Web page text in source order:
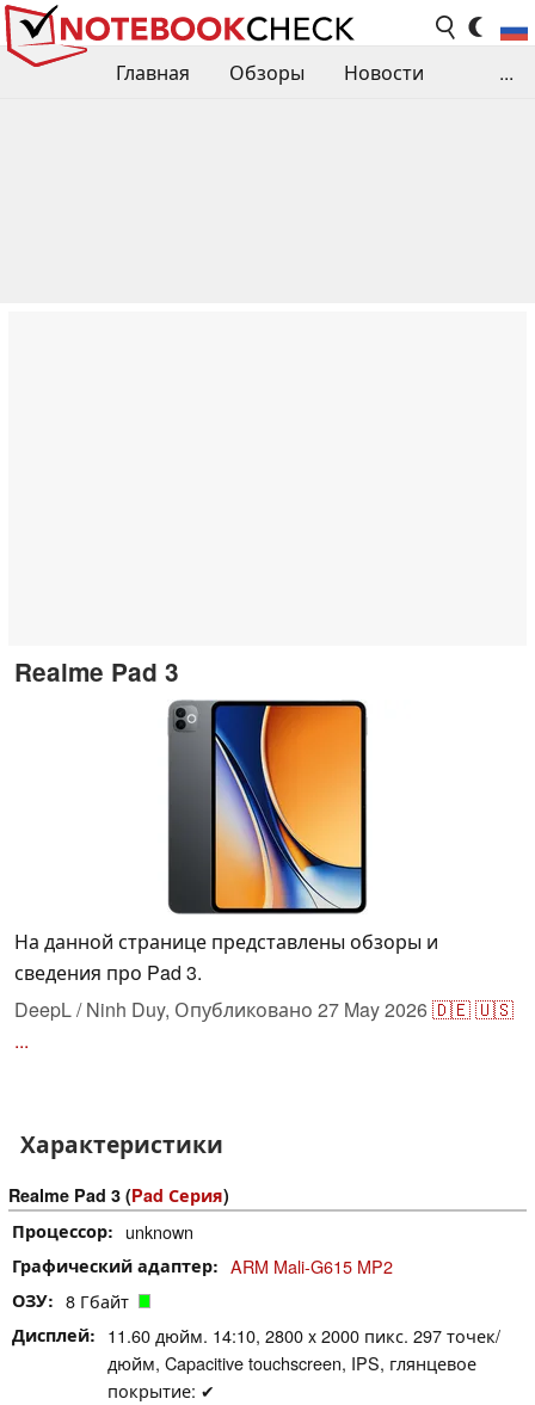
Главная Обзоры
Новости
...
Realme Pad 3
На данной странице представлены обзоры и
сведения про Pad 3.
DeepL / Ninh Duy, Опубликовано 27 May 2026🇩🇪🇺🇸
...
Характеристики
Realme Pad 3 (Pad Серия)
Процессор
unknown
Графический адаптер ARM Mali-G615 MP2
ОЗУ 8 Гбайт
Дисплей
11.60 дюйм. 14:10, 2800 x 2000 пикс. 297 точек/
дюйм, Capacitive touchscreen, IPS, глянцевое
покрытие: ✔